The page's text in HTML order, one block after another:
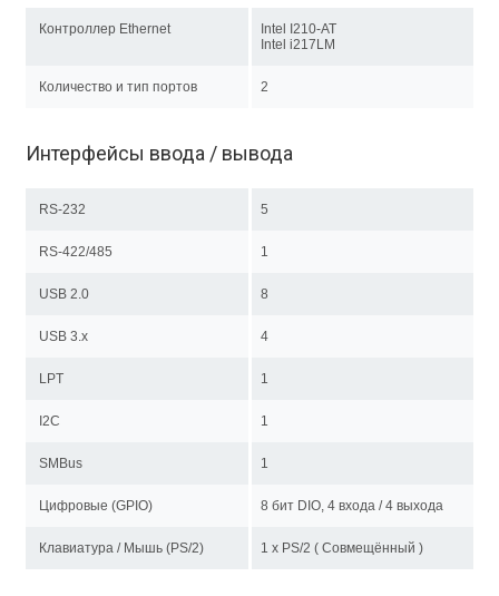
Контроллер Ethernet
Intel I210-AT
Intel i217LM
Количество и тип портов 2
Интерфейсы ввода / вывода
RS-232 5
RS-422/485 1
USB 2.0 8
USB 3.x 4
LPT 1
I2C 1
SMBus 1
Цифровые (GPIO) 8 бит DIO, 4 входа / 4 выхода
Клавиатура / Мышь (PS/2) 1 x PS/2 ( Совмещённый )